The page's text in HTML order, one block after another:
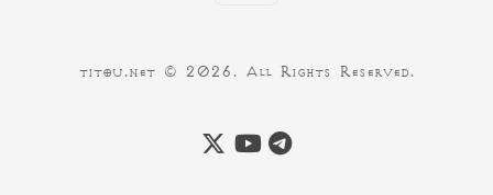
titou.net © 2026. All Rights Reserved.